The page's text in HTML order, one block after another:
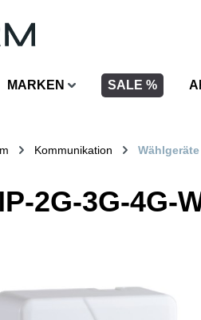
MARKEN SALE %
Kommunikation Wählgeräte
2G-3G-4G-